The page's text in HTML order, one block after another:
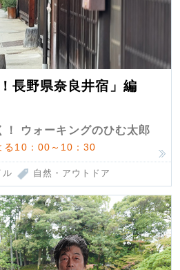
長野県奈良井宿」編
！ ウォーキングのひむ太郎
る10：00～10：30
ル 自然・アウトドア